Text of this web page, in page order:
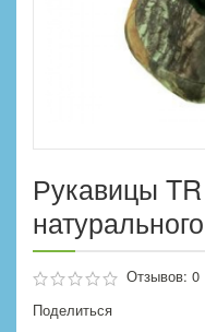
Рукавицы
Отзывов: 0
Поделиться